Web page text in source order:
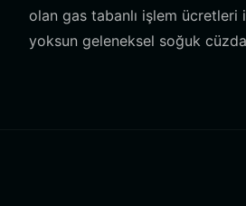
olan gas tabanlı işlem ücretleri
yoksun geleneksel soğuk